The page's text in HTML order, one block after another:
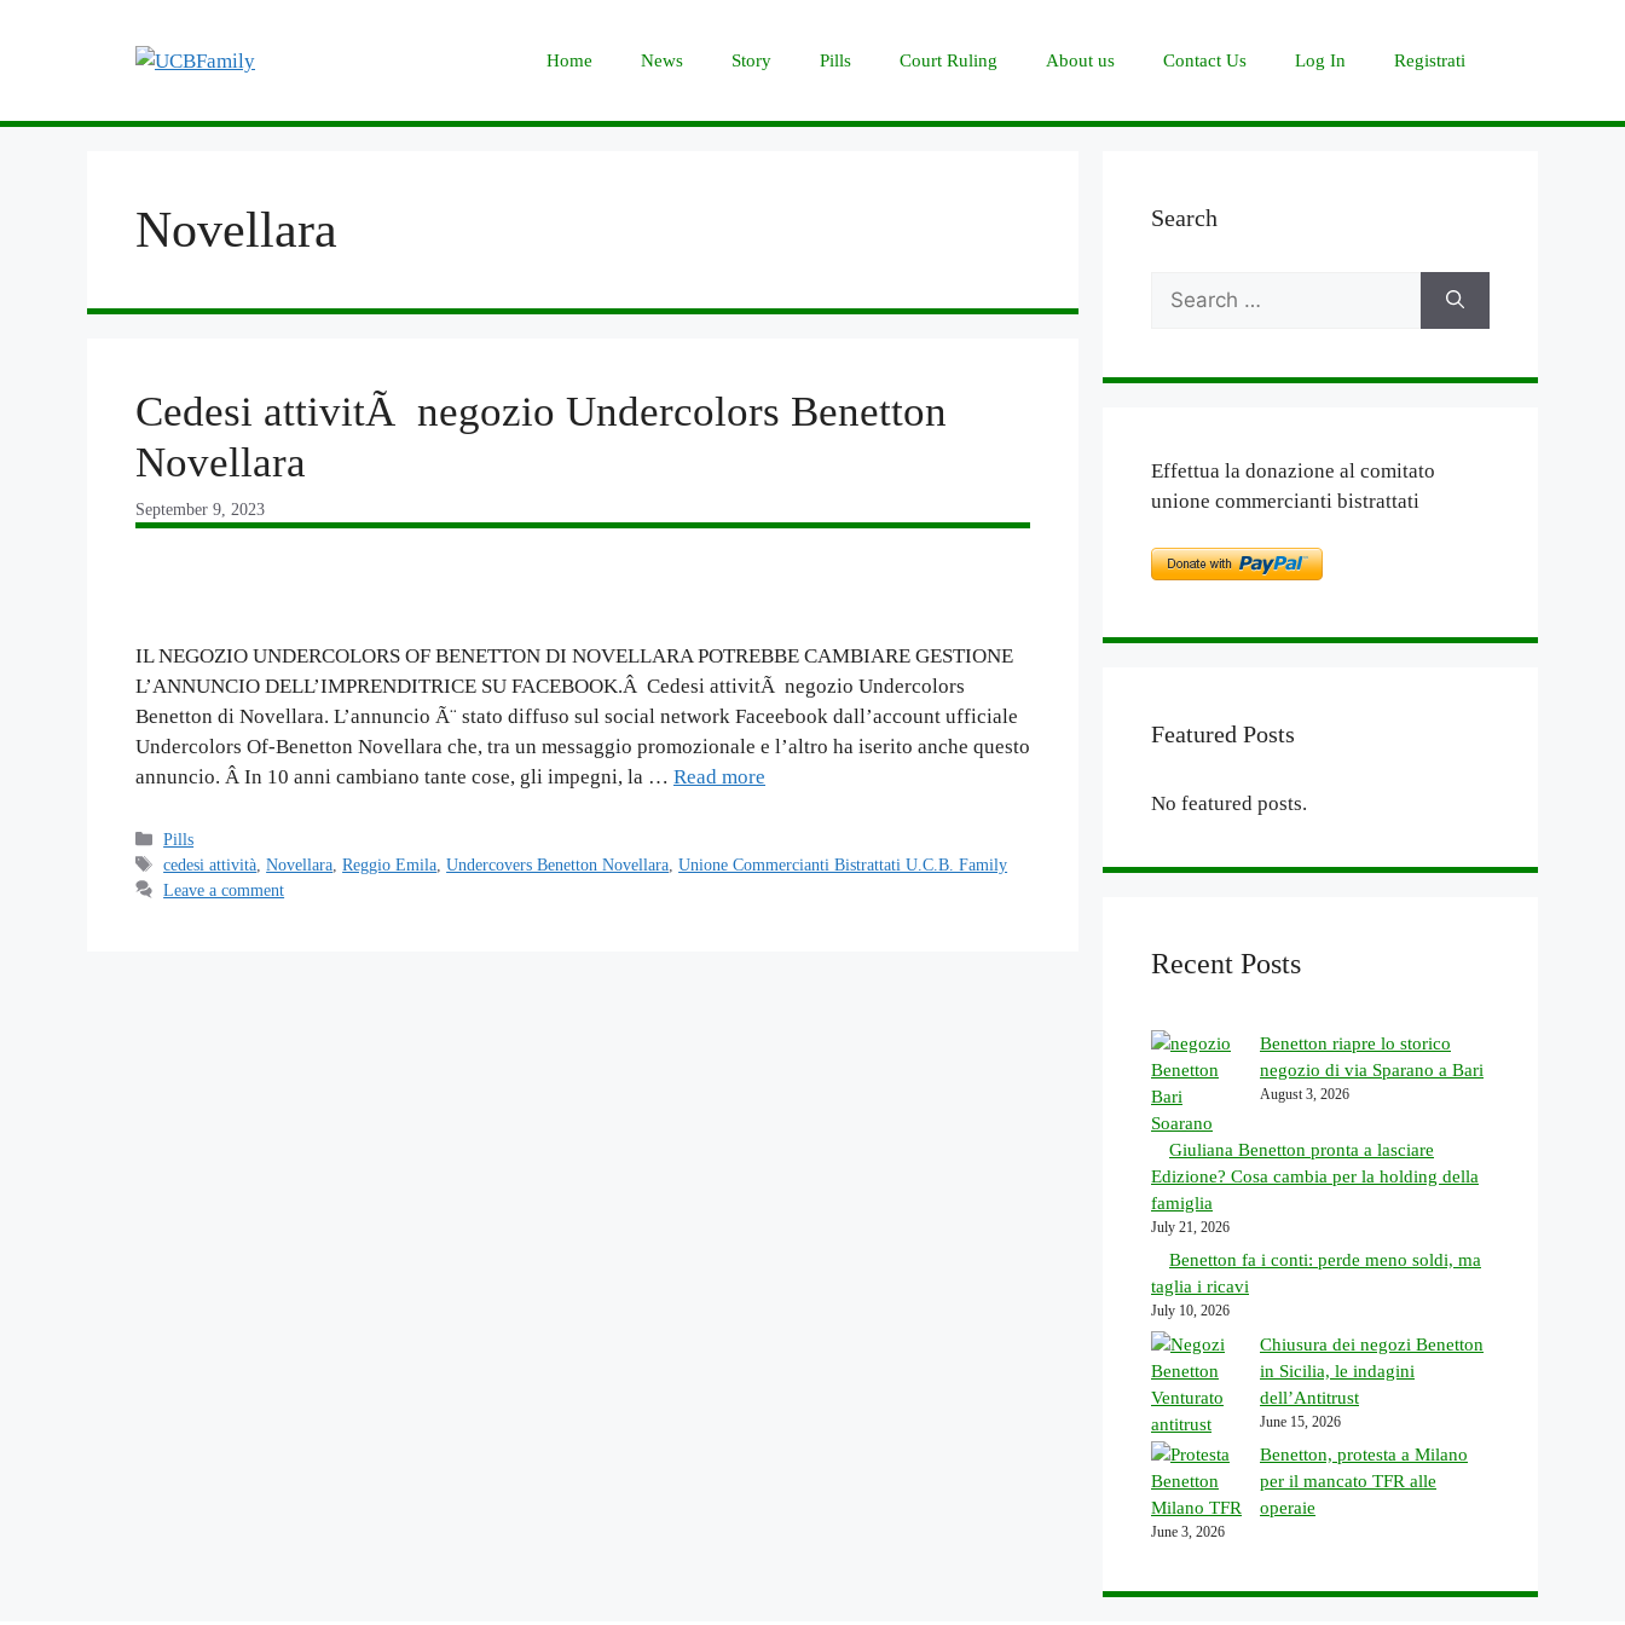
Home News Story Pills Court Ruling About us Contact Us Log In Registrati
Novellara
Cedesi attivitÃ negozio Undercolors Benetton
Novellara
September 9, 2023
IL NEGOZIO UNDERCOLORS OF BENETTON DI NOVELLARA POTREBBE CAMBIARE GESTIONE
L’ANNUNCIO DELL’IMPRENDITRICE SU FACEBOOK.Â Cedesi attivitÃ negozio Undercolors
Benetton di Novellara. L’annuncio Ã¨ stato diffuso sul social network Faceebook dall’account ufficiale
Undercolors Of-Benetton Novellara che, tra un messaggio promozionale e l’altro ha iserito anche questo
annuncio. Â In 10 anni cambiano tante cose, gli impegni, la … Read more
Categories
Pills
Tags
cedesi attività ,Novellara ,Reggio Emila ,Undercovers Benetton Novellara ,Unione Commercianti Bistrattati U.C.B. Family
Leave a comment
Search
Search
for:
Effettua la donazione al comitato
unione commercianti bistrattati
Featured Posts
No featured posts.
Recent Posts
Benetton riapre lo storico
negozio di via Sparano a Bari
August 3, 2026
Giuliana Benetton pronta a lasciare
Edizione? Cosa cambia per la holding della
famiglia
July 21, 2026
Benetton fa i conti: perde meno soldi, ma
taglia i ricavi
July 10, 2026
Chiusura dei negozi Benetton
in Sicilia, le indagini
dell’Antitrust
June 15, 2026
Benetton, protesta a Milano
per il mancato TFR alle
operaie
June 3, 2026